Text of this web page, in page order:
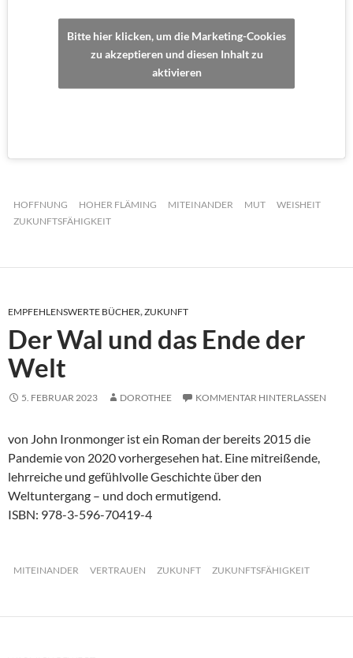
Bitte hier klicken, um die Marketing-Cookies
zu akzeptieren und diesen Inhalt zu
aktivieren
HOFFNUNG HOHER FLÄMING MITEINANDER MUT
WEISHEIT
ZUKUNFTSFÄHIGKEIT
EMPFEHLENSWERTE BÜCHER,ZUKUNFT
Der Wal und das Ende der
Welt
5. FEBRUAR 2023 DOROTHEE KOMMENTAR HINTERLASSEN
von John Ironmonger ist ein Roman der bereits 2015 die
Pandemie von 2020 vorhergesehen hat. Eine mitreißende,
lehrreiche und gefühlvolle Geschichte über den
Weltuntergang – und doch ermutigend.
ISBN: 978-3-596-70419-4
MITEINANDER VERTRAUEN ZUKUNFT ZUKUNFTSFÄHIGKEIT